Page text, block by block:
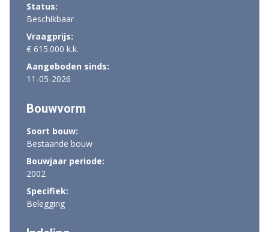
Status:
Beschikbaar
Vraagprijs:
€ 615.000 k.k.
Aangeboden sinds:
11-05-2026
Bouwvorm
Soort bouw:
Bestaande bouw
Bouwjaar periode:
2002
Specifiek:
Belegging